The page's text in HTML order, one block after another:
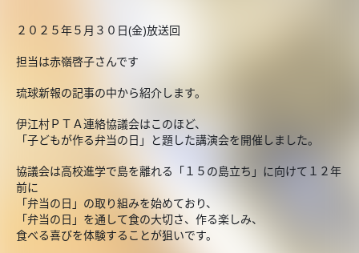
２０２５年５月３０日(金)放送回
担当は赤嶺啓子さんです
琉球新報の記事の中から紹介します。
伊江村ＰＴＡ連絡協議会はこのほど、
「子どもが作る弁当の日」と題した講演会を開催しました。
協議会は高校進学で島を離れる「１５の島立ち」に向けて１２年
前に
「弁当の日」の取り組みを始めており、
「弁当の日」を通して食の大切さ、作る楽しみ、
食べる喜びを体験することが狙いです。